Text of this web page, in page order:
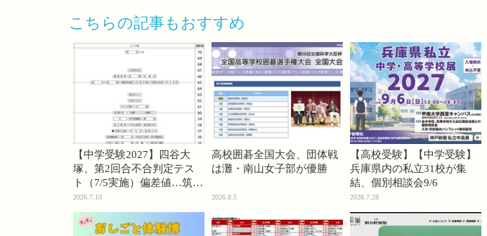
こちらの記事もおすすめ
【中学受験2027】四谷大
塚、第2回合不合判定テス
ト（7/5実施）偏差値…筑駒
74・桜蔭70＜PR＞
2026.7.10
高校囲碁全国大会、団体戦
は灘・南山女子部が優勝
2026.8.5
【高校受験】【中学受験】
兵庫県内の私立31校が集
結、個別相談会9/6
2026.7.28